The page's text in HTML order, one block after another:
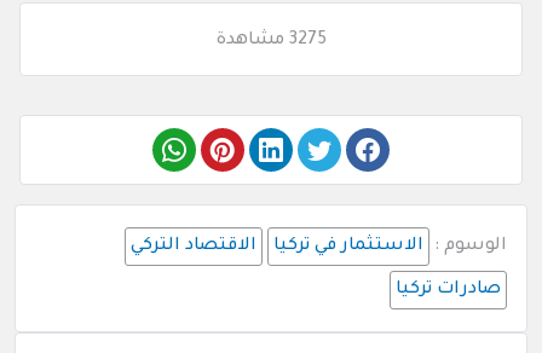
3275 مشاهدة
الوسوم : الاستثمار في تركيا الاقتصاد التركي
صادرات تركيا